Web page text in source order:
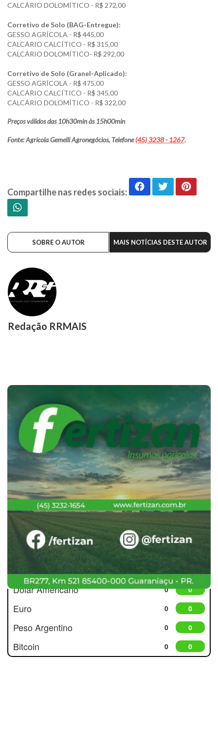
CALCÁRIO DOLOMÍTICO - R$ 272,00
Corretivo de Solo (BAG-Entregue):
GESSO AGRÍCOLA - R$ 445,00
CALCÁRIO CALCÍTICO - R$ 315,00
CALCÁRIO DOLOMÍTICO- R$ 292,00
Corretivo de Solo (Granel-Aplicado):
GESSO AGRÍCOLA - R$ 475,00
CALCÁRIO CALCÍTICO - R$ 345,00
CALCÁRIO DOLOMÍTICO - R$ 322,00
Preços válidos das 10h30min às 15h00min
Fonte: Agrícola Gemelli Agronegócios, Telefone(45) 3238 - 1267.
Compartilhe nas redes sociais:
SOBRE O AUTOR MAIS NOTÍCIAS DESTE AUTOR
Redação RRMAIS
Cotações
Dólar Americano 0 0
Euro 0 0
Peso Argentino 0 0
Bitcoin 0 0